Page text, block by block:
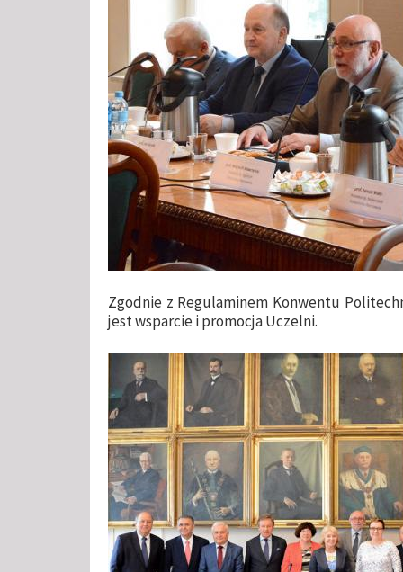
Zgodnie z Regulaminem Konwentu
jest wsparcie i promocja Uczelni.